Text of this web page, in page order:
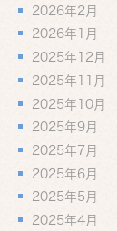
2026年2月
2026年1月
2025年12月
2025年11月
2025年10月
2025年9月
2025年7月
2025年6月
2025年5月
2025年4月